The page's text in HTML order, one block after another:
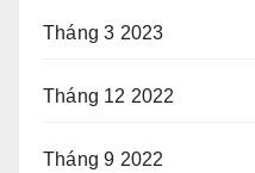
Tháng 3 2023
Tháng 12 2022
Tháng 9 2022